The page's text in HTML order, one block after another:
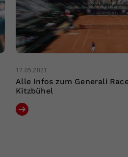
17.05.2021
Alle Infos zum Generali
Kitzbühel